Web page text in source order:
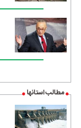
مطالب استانها